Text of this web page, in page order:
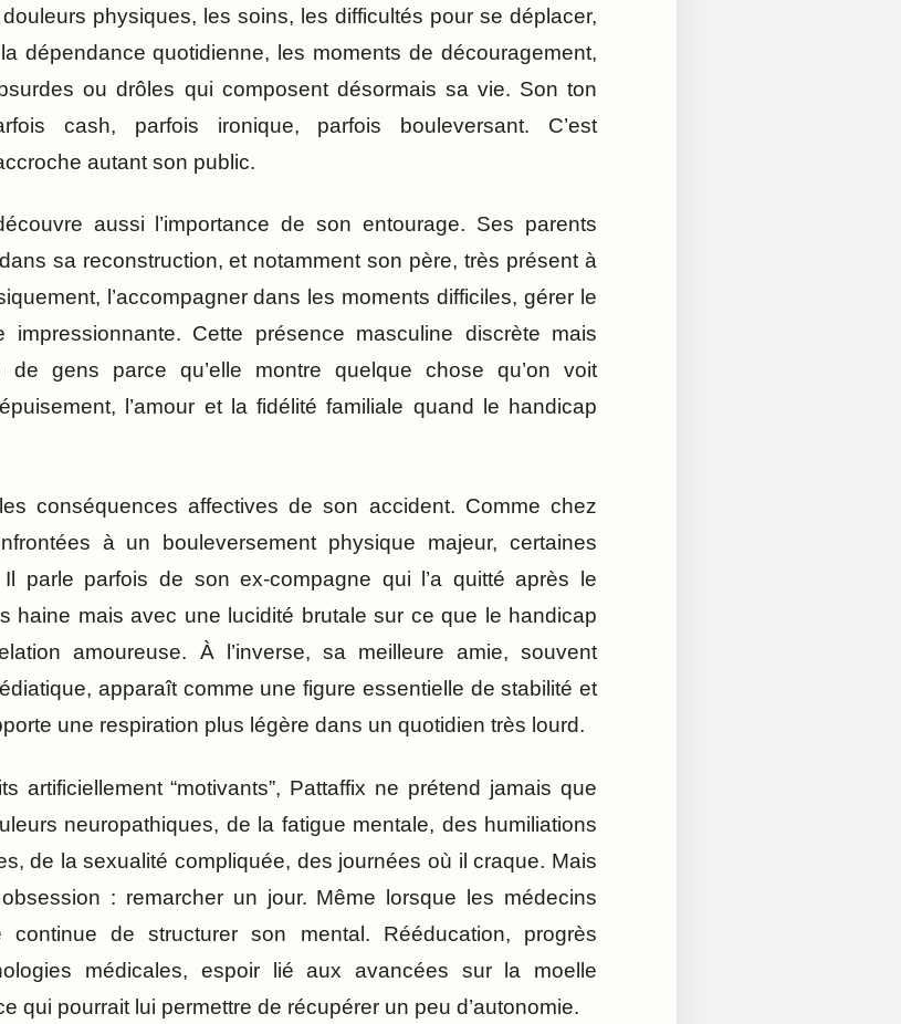
physiques, les soins, les difficultés pour se déplacer,
dépendance quotidienne, les moments de découragement,
ou drôles qui composent désormais sa vie. Son ton
cash, parfois ironique, parfois bouleversant. C’est
autant son public.
aussi l’importance de son entourage. Ses parents
sa reconstruction, et notamment son père, très présent à
l’accompagner dans les moments difficiles, gérer le
Cette présence masculine discrète mais
de gens parce qu’elle montre quelque chose qu’on voit
l’amour et la fidélité familiale quand le handicap
conséquences affectives de son accident. Comme chez
à un bouleversement physique majeur, certaines
Il parle parfois de son ex-compagne qui l’a quitté après le
haine mais avec une lucidité brutale sur ce que le handicap
amoureuse. À l’inverse, sa meilleure amie, souvent
apparaît comme une figure essentielle de stabilité et
une respiration plus légère dans un quotidien très lourd.
artificiellement “motivants”, Pattaffix ne prétend jamais que
neuropathiques, de la fatigue mentale, des humiliations
de la sexualité compliquée, des journées où il craque. Mais
: remarcher un jour. Même lorsque les médecins
continue de structurer son mental. Rééducation, progrès
médicales, espoir lié aux avancées sur la moelle
qui pourrait lui permettre de récupérer un peu d’autonomie.